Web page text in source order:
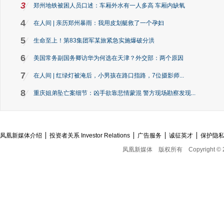
3 郑州地铁被困人员口述：车厢外水有一人多高 车厢内缺氧
4 在人间 | 亲历郑州暴雨：我用皮划艇救了一个孕妇
5 生命至上！第83集团军某旅紧急实施爆破分洪
6 美国常务副国务卿访华为何选在天津？外交部：两个原因
7 在人间 | 红绿灯被淹后，小男孩在路口指路，7位摄影师...
8 重庆姐弟坠亡案细节：凶手欲靠悲情蒙混 警方现场勘察发现...
凤凰新媒体介绍 投资者关系 Investor Relations 广告服务 诚征英才
保护隐
凤凰新媒体
版权所有 Copyright ©